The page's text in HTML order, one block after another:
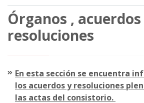
Órganos ,
resoluciones
En esta sección se encuentra
los acuerdos y resoluciones
las actas del consistorio.